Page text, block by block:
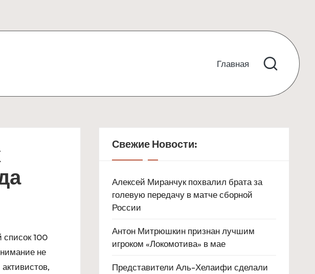
Главная
список 100
не
Свежие Новости:
Алексей Миранчук похвалил брата за
голевую передачу в матче сборной
России
Антон Митрюшкин признан лучшим
игроком «Локомотива» в мае
Представители Аль-Хелаифи сделали